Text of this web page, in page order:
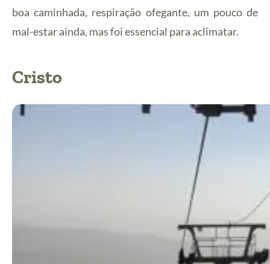
boa caminhada, respiração ofegante, um pouco de
mal-estar ainda, mas foi essencial para aclimatar.
Cristo